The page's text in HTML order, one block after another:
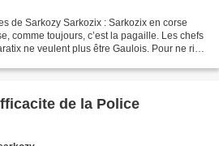
de Sarkozy Sarkozix : Sarkozix en corse
comme toujours, c’est la pagaille. Les chefs
ne veulent plus être Gaulois. Pour ne rien
de la Police